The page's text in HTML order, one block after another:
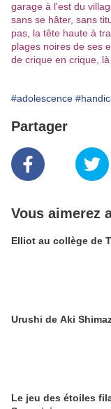
garage à l'est du
sans se hâter, sans
pas, la tête haute à
plages noires de ses
de crique en crique,
#adolescence
Partager
Vous aimerez
Elliot au collège de
Urushi de Aki
Le jeu des étoiles